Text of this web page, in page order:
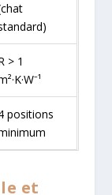
> 1
positions
et